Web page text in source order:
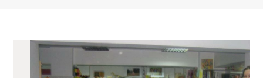
PROGRAMI I PROJEKTI